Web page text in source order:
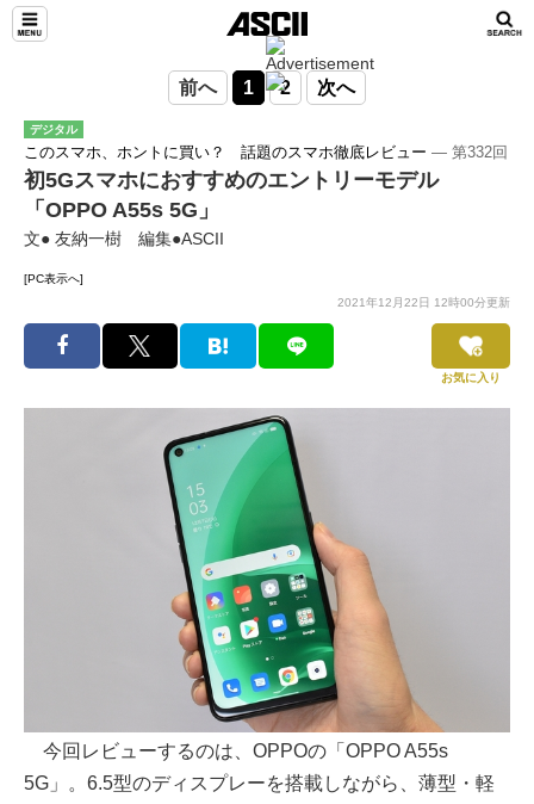
前へ 1 2 次へ
デジタル
このスマホ、ホントに買い？ 話題のスマホ徹底レビュー ― 第332回
初5Gスマホにおすすめのエントリーモデル
「OPPO A55s 5G」
文● 友納一樹 編集●ASCII
[PC表示へ]
2021年12月22日 12時00分更新
お気に入り
今回レビューするのは、OPPOの「OPPO A55s
5G」。6.5型のディスプレーを搭載しながら、薄型・軽